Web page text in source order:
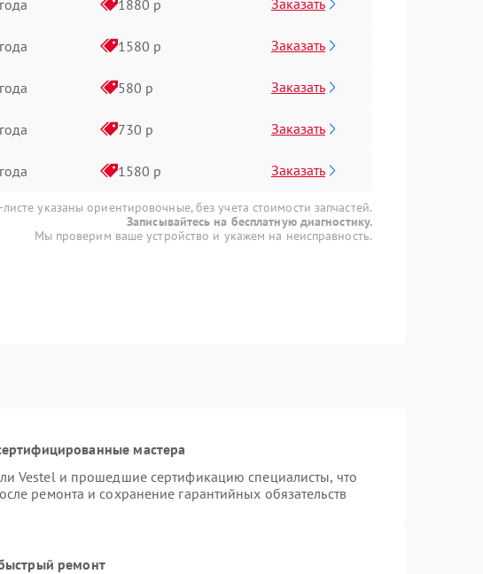
1880 р Заказать
1580 р Заказать
580 р Заказать
730 р Заказать
1580 р Заказать
указаны ориентировочные, без учета стоимости запчастей.
Записывайтесь на бесплатную диагностику.
Мы проверим ваше устройство и укажем на неисправность.
мастера
Vestel и прошедшие сертификацию специалисты, что
ремонта и сохранение гарантийных обязательств
ремонт